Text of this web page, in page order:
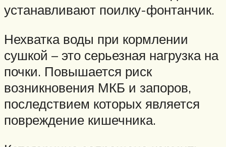
устанавливают поилку-фонтанчик.
Нехватка воды при кормлении
сушкой – это серьезная нагрузка на
почки. Повышается риск
возникновения МКБ и запоров,
последствием которых является
повреждение кишечника.